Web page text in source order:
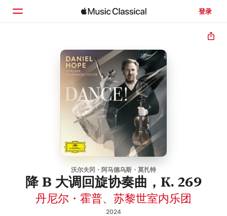
登录
沃尔夫冈・阿马德乌斯・莫扎特
降 B 大调回旋协奏曲，K. 269
丹尼尔・霍普、 苏黎世室内乐团
2024